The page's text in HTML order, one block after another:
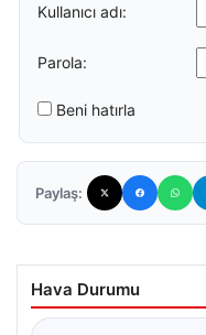
Kullanıcı adı:
Parola:
Beni hatırla
Paylaş:
Hava Durumu